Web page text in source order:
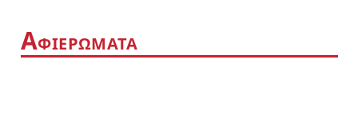
ΑΦΙΕΡΩΜΑΤΑ